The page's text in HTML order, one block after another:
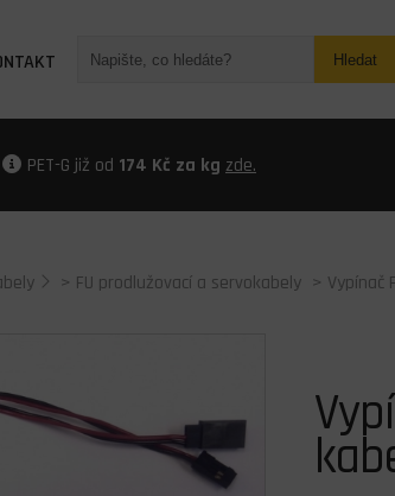
Hledat
PET-G již od 174 Kč za kg zde.
> FU prodlužovací a servokabely > Vypínač